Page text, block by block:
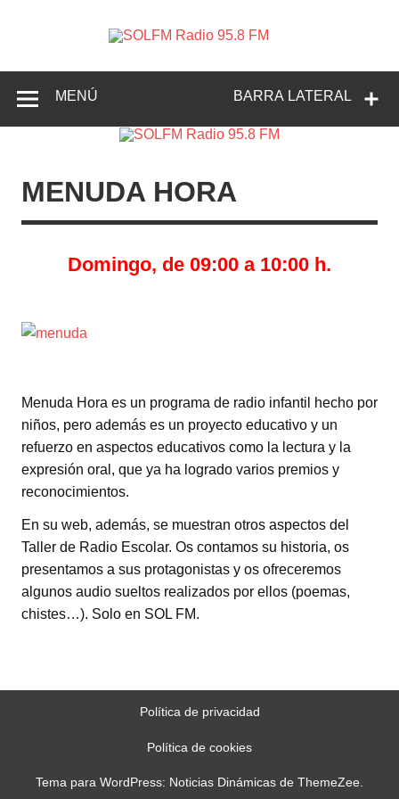
Radio
95.8 FM
Crevillente, Radio en Vega Baja y Radio en el Medio
BARRA LATERAL
MENÚ
MENUDA HORA
Domingo, de 09:00 a 10:00 h.
Menuda Hora es un programa de radio infantil hecho por
niños, pero además es un proyecto educativo y un
refuerzo en aspectos educativos como la lectura y la
expresión oral, que ya ha logrado varios premios y
reconocimientos.
En su web, además, se muestran otros aspectos del
Taller de Radio Escolar. Os contamos su historia, os
presentamos a sus protagonistas y os ofreceremos
algunos audio sueltos realizados por ellos (poemas,
chistes…). Solo en SOL FM.
Política de privacidad
Política de cookies
Tema para WordPress: Noticias Dinámicas de ThemeZee.